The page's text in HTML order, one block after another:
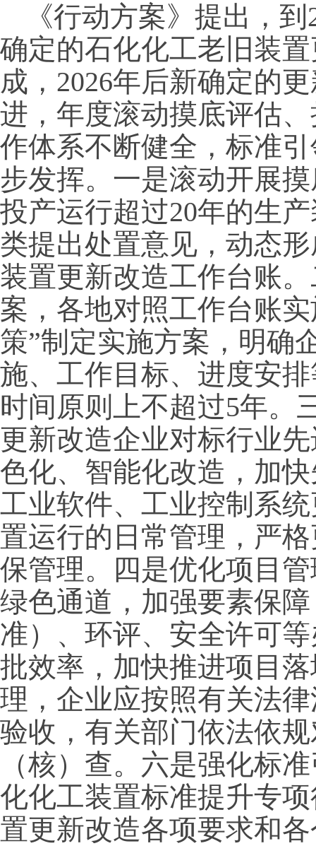
《行动方案》提出，
确定的石化化工老旧装
成，2026年后新确定的
进，年度滚动摸底评估
作体系不断健全，标准
步发挥。一是滚动开展
投产运行超过20年的生
类提出处置意见，动态
装置更新改造工作台账
案，各地对照工作台账
策”制定实施方案，明确
施、工作目标、进度安
时间原则上不超过5年。
更新改造企业对标行业
色化、智能化改造，加
工业软件、工业控制系
置运行的日常管理，严
保管理。四是优化项目
绿色通道，加强要素保
准）、环评、安全许可
批效率，加快推进项目
理，企业应按照有关法
验收，有关部门依法依
（核）查。六是强化标
化化工装置标准提升专
置更新改造各项要求和